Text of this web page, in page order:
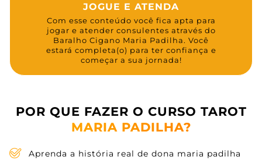
JOGUE E ATENDA
Com esse conteúdo você fica apta para
jogar e atender consulentes através do
Baralho Cigano Maria Padilha. Você
estará completa(o) para ter confiança e
começar a sua jornada!
POR QUE FAZER O CURSO TAROT
MARIA PADILHA?
Aprenda a história real de dona maria padilha